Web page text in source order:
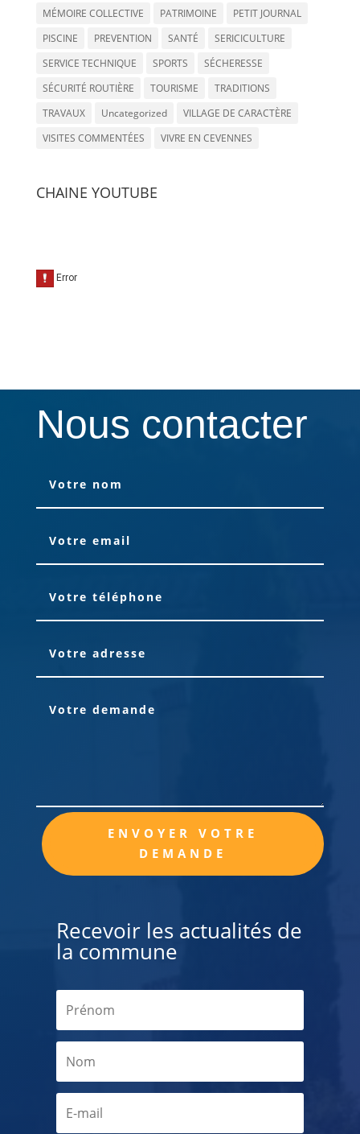
MÉMOIRE COLLECTIVE PATRIMOINE
PETIT JOURNAL
PISCINE
PREVENTION SANTÉ
SERICICULTURE
SERVICE TECHNIQUE
SPORTS
SÉCHERESSE
SÉCURITÉ ROUTIÈRE
TOURISME
TRADITIONS
TRAVAUX
Uncategorized
VILLAGE DE CARACTÈRE
VISITES COMMENTÉES
VIVRE EN CEVENNES
CHAINE YOUTUBE
Nous contacter
ENVOYER VOTRE
DEMANDE
Alternative:
Recevoir les actualités de
la commune